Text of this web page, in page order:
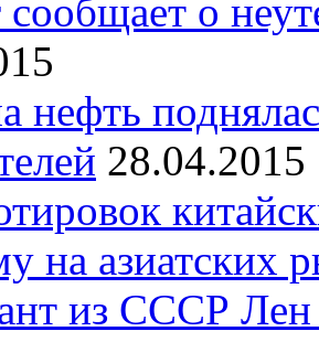
о
нефть
28.04.2015
на азиатских
из СССР Лен